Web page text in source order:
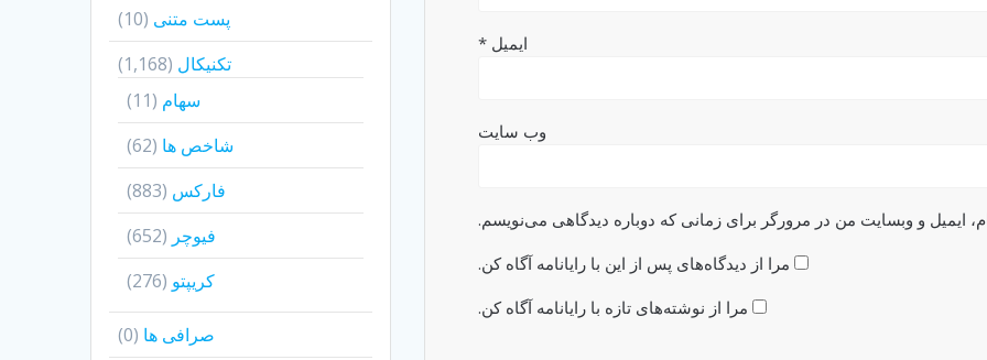
ایمیل*
وب‌ سایت
ایمیل و وبسایت من در مرورگر برای زمانی که دوباره دیدگاهی می‌نویسم.
مرا از دیدگاه‌های پس از این با رایانامه آگاه کن.
مرا از نوشته‌های تازه با رایانامه آگاه کن.
پست متنی (10)
تکنیکال (1,168)
سهام (11)
شاخص ها (62)
فارکس (883)
فیوچر (652)
کریپتو (276)
صرافی ها (0)